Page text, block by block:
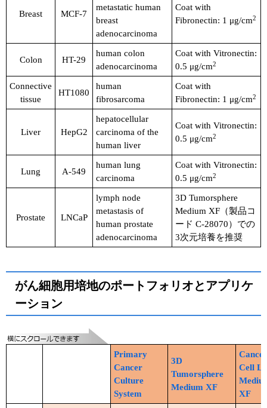
Breast MCF-7
metastatic human
breast
adenocarcinoma
Coat with
Fibronectin: 1 μg/cm2
Colon HT-29
human colon
adenocarcinoma
Coat with Vitronectin:
0.5 μg/cm2
Connective
tissue
HT1080
human
fibrosarcoma
Coat with
Fibronectin: 1 μg/cm2
Liver HepG2
hepatocellular
carcinoma of the
human liver
Coat with Vitronectin:
0.5 μg/cm2
Lung A-549
human lung
carcinoma
Coat with Vitronectin:
0.5 μg/cm2
Prostate LNCaP
lymph node
metastasis of
human prostate
adenocarcinoma
3D Tumorsphere
Medium XF（製品コ
ード C-28070）での
3次元培養を推奨
がん細胞用培地のポートフォリオとアプリケ
ーション
Primary
Cancer
Culture
System
3D
Tumorsphere
Medium XF
Cancer
Cell
XF